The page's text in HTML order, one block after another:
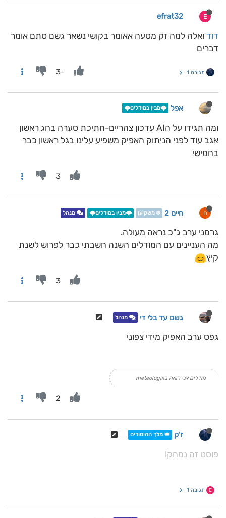
E
efrat32
דוד ואלה למה זק מטעה אאומר בקושי נשאר גשם סתם אומר
דברים
תגובה 1 -3
אפל 🌩️מבין במודלים🌩️
ומה תגידו על הAI עדכון צהריים-חתיכת סערה בחג ראשון
אגב עוד לפני הניתוק האפיק משפיע עלינו בגל ראשון כבר
בחמישי
3
ח חיים 2 ❄️ משקיען 🌩️מבין במודלים🌩️ מנהל
גרמני ערב ג"כ נראה מעולה.
מה העניינים עם המודלים השנה חשבתי כבר לפרוש לשנת
קיץ
3
גשם עד בלי די מנהל
גפס ערב האפיק מידי צפוני
מודלים אני רואה בmeteologix
2
ז'ק 👑 מלך ההימורים
פוסט זה נמחק!
E תגובה 1